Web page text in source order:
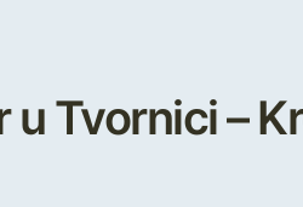
Tvornici –